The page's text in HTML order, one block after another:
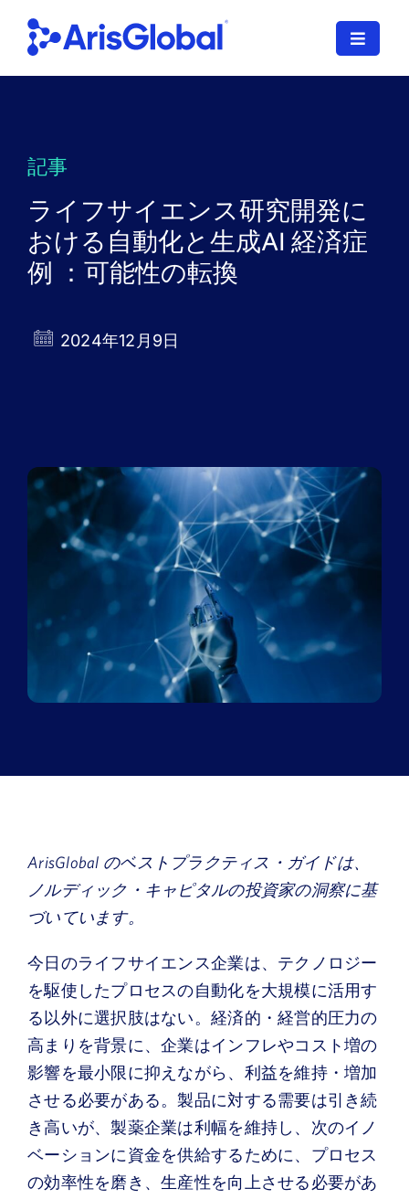
ナ
を
切
り
XDI
SPORIFY
導入サービス
デモを申し込む
当社について
お客様ログイン
記事
ライフサイエンス研究開発に
おける自動化と生成AI 経済症
例 ：可能性の転換
2024年12月9日
ArisGlobal のベストプラクティス・ガイドは、
ノルディック・キャピタルの投資家の洞察に基
づいています。
今日のライフサイエンス企業は、テクノロジー
を駆使したプロセスの自動化を大規模に活用す
る以外に選択肢はない。経済的・経営的圧力の
高まりを背景に、企業はインフレやコスト増の
影響を最小限に抑えながら、利益を維持・増加
させる必要がある。製品に対する需要は引き続
き高いが、製薬企業は利幅を維持し、次のイノ
ベーションに資金を供給するために、プロセス
の効率性を磨き、生産性を向上させる必要があ